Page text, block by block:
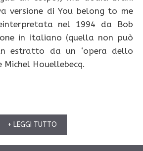
versione di You belong to me
nel 1994 da Bob
in italiano (quella non può
estratto da un ‘opera dello
Houellebecq.
+ LEGGI TUTTO